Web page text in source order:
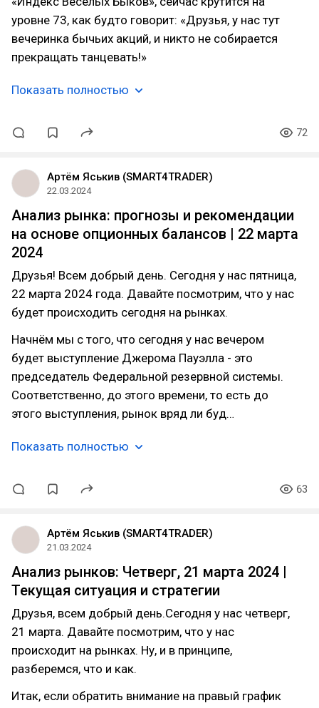
уровне 73, как будто говорит: «Друзья, у нас тут
вечеринка бычьих акций, и никто не собирается
прекращать танцевать!»
Показать полностью
72
Артём Яськив (SMART4TRADER)
22.03.2024
Анализ рынка: прогнозы и рекомендации
на основе опционных балансов | 22 марта
2024
Друзья! Всем добрый день. Сегодня у нас пятница,
22 марта 2024 года. Давайте посмотрим, что у нас
будет происходить сегодня на рынках.
Начнём мы с того, что сегодня у нас вечером
будет выступление Джерома Пауэлла - это
председатель Федеральной резервной системы.
Соответственно, до этого времени, то есть до
этого выступления, рынок вряд ли буд…
Показать полностью
63
Артём Яськив (SMART4TRADER)
21.03.2024
Анализ рынков: Четверг, 21 марта 2024 |
Текущая ситуация и стратегии
Друзья, всем добрый день.Сегодня у нас четверг,
21 марта. Давайте посмотрим, что у нас
происходит на рынках. Ну, и в принципе,
разберемся, что и как.
Итак, если обратить внимание на правый график